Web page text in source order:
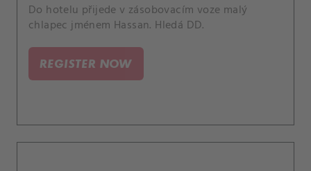
Do hotelu přijede v zásobovacím voze malý
chlapec jménem Hassan. Hledá DD.
REGISTER NOW